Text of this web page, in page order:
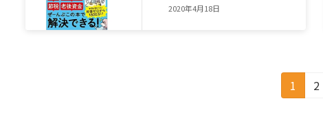
2020年4月18日
固
定
1
固
2